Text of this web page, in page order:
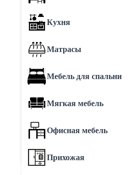
Кухня
Матрасы
Мебель для спальни
Мягкая мебель
Офисная мебель
Прихожая